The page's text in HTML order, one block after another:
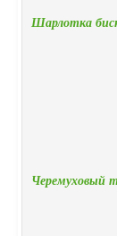
Шарлотка
Черемуховый